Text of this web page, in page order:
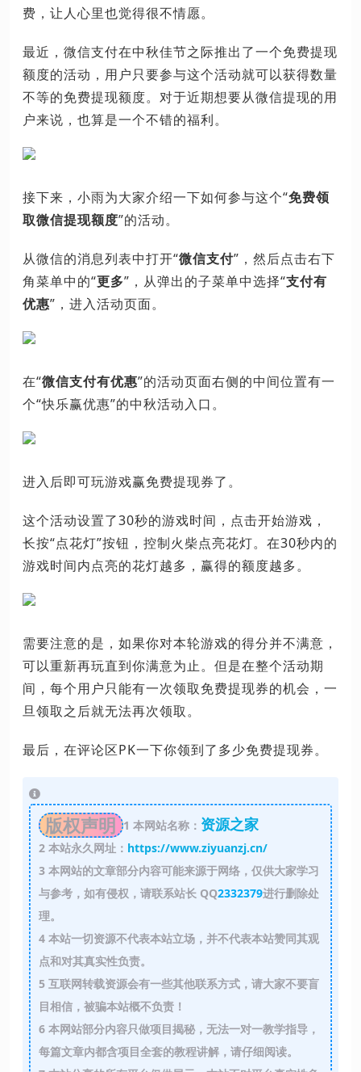
费，让人心里也觉得很不情愿。
最近，微信支付在中秋佳节之际推出了一个免费提现
额度的活动，用户只要参与这个活动就可以获得数量
不等的免费提现额度。对于近期想要从微信提现的用
户来说，也算是一个不错的福利。
接下来，小雨为大家介绍一下如何参与这个“免费领
取微信提现额度”的活动。
从微信的消息列表中打开“微信支付”，然后点击右下
角菜单中的“更多”，从弹出的子菜单中选择“支付有
优惠”，进入活动页面。
在“微信支付有优惠”的活动页面右侧的中间位置有一
个“快乐赢优惠”的中秋活动入口。
进入后即可玩游戏赢免费提现券了。
这个活动设置了30秒的游戏时间，点击开始游戏，
长按“点花灯”按钮，控制火柴点亮花灯。在30秒内的
游戏时间内点亮的花灯越多，赢得的额度越多。
需要注意的是，如果你对本轮游戏的得分并不满意，
可以重新再玩直到你满意为止。但是在整个活动期
间，每个用户只能有一次领取免费提现券的机会，一
旦领取之后就无法再次领取。
最后，在评论区PK一下你领到了多少免费提现券。
版权声明 1 本网站名称： 资源之家
2本站永久网址： https://www.ziyuanzj.cn/
3本网站的文章部分内容可能来源于网络，仅供大家学习
与参考，如有侵权，请联系站长 QQ2332379进行删除处
理。
4本站一切资源不代表本站立场，并不代表本站赞同其观
点和对其真实性负责。
5互联网转载资源会有一些其他联系方式，请大家不要盲
目相信，被骗本站概不负责！
6本网站部分内容只做项目揭秘，无法一对一教学指导，
每篇文章内都含项目全套的教程讲解，请仔细阅读。